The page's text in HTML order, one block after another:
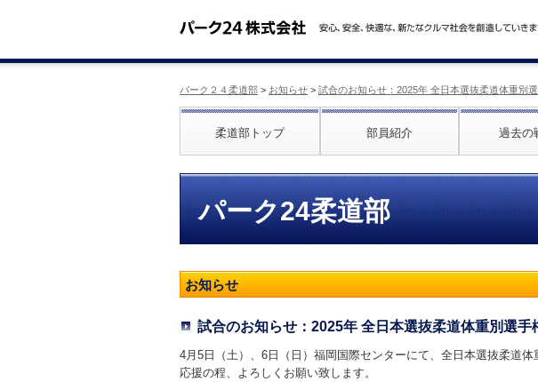
パーク２４柔道部 > お知らせ > 試合のお知らせ：2025年 全日本選抜柔道体重別
柔道部トップ 部員紹介 過去の
パーク24柔道部
お知らせ
試合のお知らせ：2025年 全日本選抜柔道体重別選手
4月5日（土）、6日（日）福岡国際センターにて、全日本選抜柔道体
応援の程、よろしくお願い致します。